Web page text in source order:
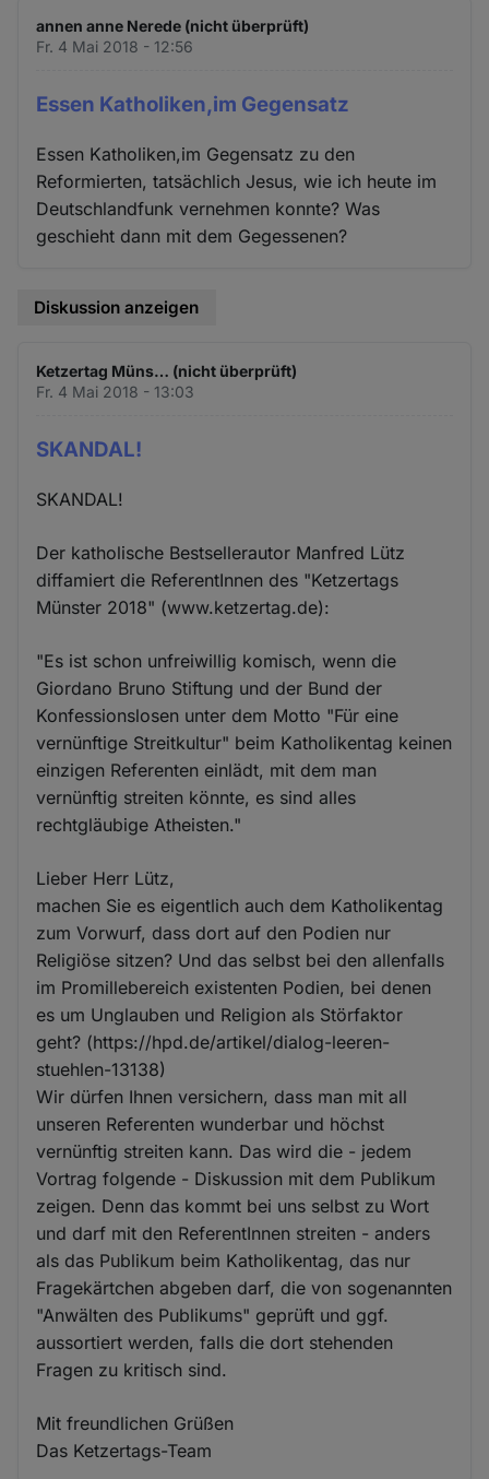
annen anne Nerede (nicht überprüft)
Fr. 4 Mai 2018 - 12:56
Essen Katholiken,im Gegensatz
Essen Katholiken,im Gegensatz zu den
Reformierten, tatsächlich Jesus, wie ich heute im
Deutschlandfunk vernehmen konnte? Was
geschieht dann mit dem Gegessenen?
Diskussion anzeigen
Ketzertag Müns… (nicht überprüft)
Fr. 4 Mai 2018 - 13:03
SKANDAL!
SKANDAL!
Der katholische Bestsellerautor Manfred Lütz
diffamiert die ReferentInnen des "Ketzertags
Münster 2018" (www.ketzertag.de):
"Es ist schon unfreiwillig komisch, wenn die
Giordano Bruno Stiftung und der Bund der
Konfessionslosen unter dem Motto "Für eine
vernünftige Streitkultur" beim Katholikentag keinen
einzigen Referenten einlädt, mit dem man
vernünftig streiten könnte, es sind alles
rechtgläubige Atheisten."
Lieber Herr Lütz,
machen Sie es eigentlich auch dem Katholikentag
zum Vorwurf, dass dort auf den Podien nur
Religiöse sitzen? Und das selbst bei den allenfalls
im Promillebereich existenten Podien, bei denen
es um Unglauben und Religion als Störfaktor
geht? (https://hpd.de/artikel/dialog-leeren-
stuehlen-13138)
Wir dürfen Ihnen versichern, dass man mit all
unseren Referenten wunderbar und höchst
vernünftig streiten kann. Das wird die - jedem
Vortrag folgende - Diskussion mit dem Publikum
zeigen. Denn das kommt bei uns selbst zu Wort
und darf mit den ReferentInnen streiten - anders
als das Publikum beim Katholikentag, das nur
Fragekärtchen abgeben darf, die von sogenannten
"Anwälten des Publikums" geprüft und ggf.
aussortiert werden, falls die dort stehenden
Fragen zu kritisch sind.
Mit freundlichen Grüßen
Das Ketzertags-Team
und
Cookies